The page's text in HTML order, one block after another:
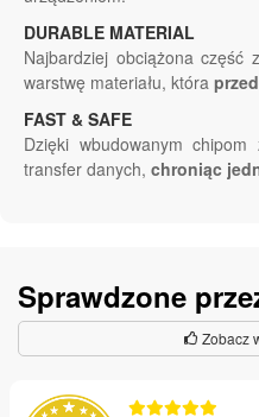
DURABLE MATERIAL
Najbardziej obciążona część
warstwę materiału, która
FAST & SAFE
Dzięki wbudowanym chipom
transfer danych, chroniąc
Sprawdzone
Zobacz